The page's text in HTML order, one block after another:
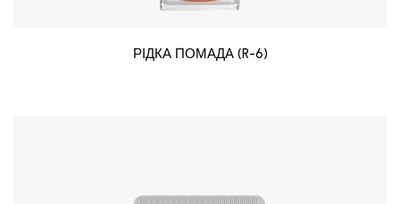
РІДКА ПОМАДА (R-6)